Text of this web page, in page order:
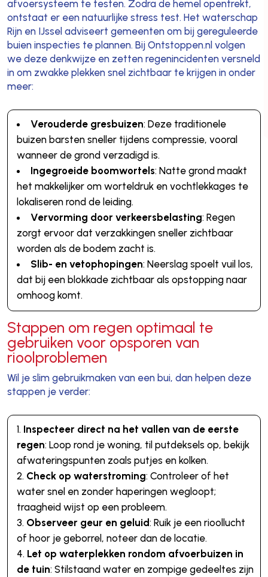
afvoersysteem te testen. Zodra de hemel opentrekt,
ontstaat er een natuurlijke stress test. Het waterschap
Rijn en IJssel adviseert gemeenten om bij gereguleerde
buien inspecties te plannen. Bij Ontstoppen.nl volgen
we deze denkwijze en zetten regenincidenten versneld
in om zwakke plekken snel zichtbaar te krijgen in onder
meer:
Verouderde gresbuizen: Deze traditionele
buizen barsten sneller tijdens compressie, vooral
wanneer de grond verzadigd is.
Ingegroeide boomwortels: Natte grond maakt
het makkelijker om worteldruk en vochtlekkages te
lokaliseren rond de leiding.
Vervorming door verkeersbelasting: Regen
zorgt ervoor dat verzakkingen sneller zichtbaar
worden als de bodem zacht is.
Slib- en vetophopingen: Neerslag spoelt vuil los,
dat bij een blokkade zichtbaar als opstopping naar
omhoog komt.
Stappen om regen optimaal te
gebruiken voor opsporen van
rioolproblemen
Wil je slim gebruikmaken van een bui, dan helpen deze
stappen je verder:
Inspecteer direct na het vallen van de eerste
regen: Loop rond je woning, til putdeksels op, bekijk
afwateringspunten zoals putjes en kolken.
Check op waterstroming: Controleer of het
water snel en zonder haperingen wegloopt;
traagheid wijst op een probleem.
Observeer geur en geluid: Ruik je een rioollucht
of hoor je geborrel, noteer dan de locatie.
Let op waterplekken rondom afvoerbuizen in
de tuin: Stilstaand water en zompige gedeeltes zijn